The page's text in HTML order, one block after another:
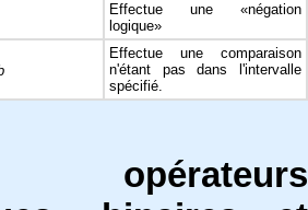
Effectue une «négation
logique»
Effectue une comparaison
n'étant pas dans l'intervalle
spécifié.